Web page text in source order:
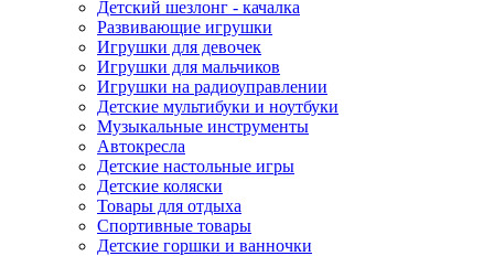
Детский шезлонг - качалка
Развивающие игрушки
Игрушки для девочек
Игрушки для мальчиков
Игрушки на радиоуправлении
Детские мультибуки и ноутбуки
Музыкальные инструменты
Автокресла
Детские настольные игры
Детские коляски
Товары для отдыха
Спортивные товары
Детские горшки и ванночки